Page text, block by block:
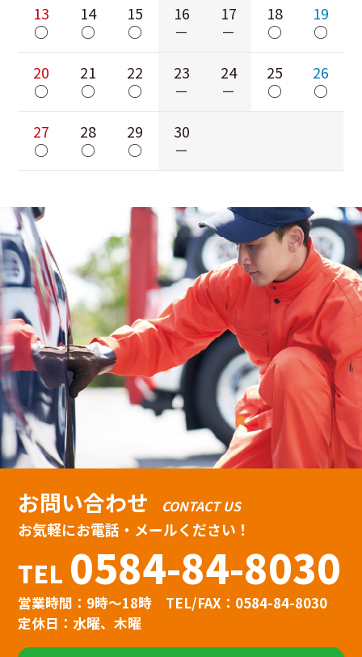
13
○
14
○
15
○
16
－
17
－
18
○
19
○
20
○
21
○
22
○
23
－
24
－
25
○
26
○
27
○
28
○
29
○
30
－
お問い合わせ CONTACT US
お気軽にお電話・メールください！
TEL 0584-84-8030
営業時間：9時〜18時
TEL/FAX：0584-84-8030
定休日：水曜、木曜